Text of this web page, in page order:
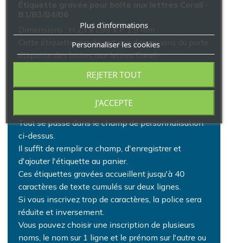
Étiquette gravée pour boîte aux lettres Corail ·
B1/B3/B4/B6
Dimensions : H 23 x L99 x P 1.5 mm
Cette étiquette gravée est aux dimensions du porte
étiquette des boites aux lettres Corail ·
Comment peut-on la personnaliser ?
Tout se passe dans le champ de personnalisation
ci-dessus.
Il suffit de remplir ce champ, d'enregistrer et
d'ajouter l'étiquette au panier.
Ces étiquettes gravées accueillent jusqu'à 40
caractères de texte cumulés sur deux lignes.
Si vous inscrivez trop de caractères, la police sera
réduite et inversement.
Vous pouvez choisir une inscription de plusieurs
noms, le nom sur 1 ligne et le prénom sur l'autre ou
Plus d'informations
Personnaliser les cookies
REJETER TOUT
J'ACCEPTE